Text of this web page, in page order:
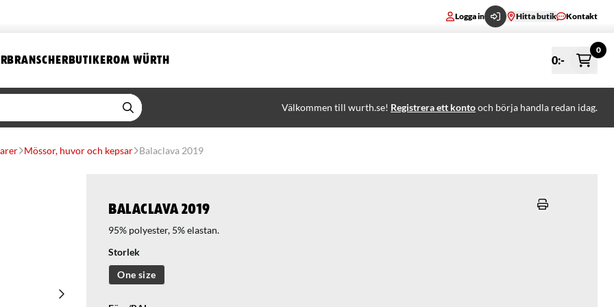
Logga in Hitta butik Kontakt
BRANSCHERBUTIKEROM WÜRTH 0:-
0
Välkommen till wurth.se! Registrera ett kontooch börja handla redan idag.
Mössor, huvor och kepsar Balaclava 2019
Balaclava 2019
95% polyester, 5% elastan.
Storlek
One size